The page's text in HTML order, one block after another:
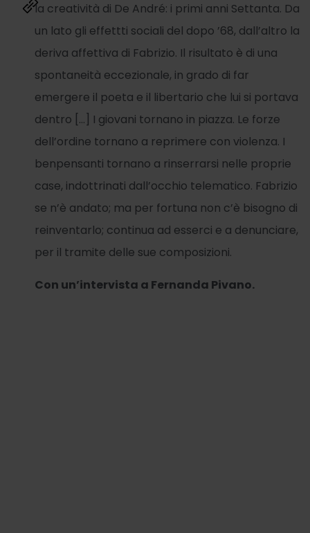
la creatività di De André: i primi anni Settanta. Da
un lato gli effettti sociali del dopo ’68, dall’altro la
deriva affettiva di Fabrizio. Il risultato è di una
spontaneità eccezionale, in grado di far
emergere il poeta e il libertario che lui si portava
dentro […] I giovani tornano in piazza. Le forze
dell’ordine tornano a reprimere con violenza. I
benpensanti tornano a rinserrarsi nelle proprie
case, indottrinati dall’occhio telematico. Fabrizio
se n’è andato; ma per fortuna non c’è bisogno di
reinventarlo; continua ad esserci e a denunciare,
per il tramite delle sue composizioni.
Con un’intervista a Fernanda Pivano.